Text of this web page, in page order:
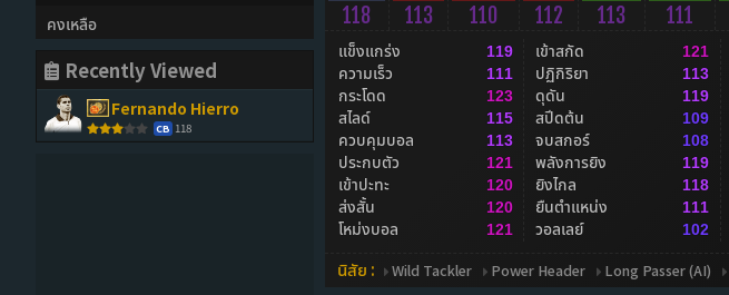
คงเหลือ
Recently Viewed
Fernando Hierro
CB 118
118 113 110 112 113 111
แข็งแกร่ง 119
ความเร็ว 111
กระโดด 123
สไลด์ 115
ควบคุมบอล 113
ประกบตัว 121
เข้าปะทะ 120
ส่งสั้น 120
โหม่งบอล 121
เข้าสกัด 121
ปฏิกิริยา 113
ดุดัน 119
สปีดต้น 109
จบสกอร์ 108
พลังการยิง 119
ยิงไกล 118
ยืนตำแหน่ง 111
วอลเลย์ 102
นิสัย : Wild Tackler Power Header Long Passer (AI)